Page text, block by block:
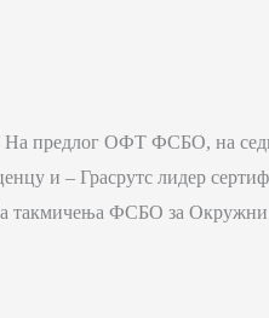
ОФТ ФСБО, на
и – Грасрутс лидер
такмичења ФСБО за Окружни